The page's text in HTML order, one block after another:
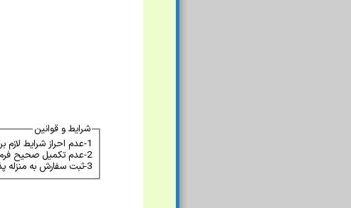
شرایط و قوانین
1-عدم احراز شرایط لازم برای استانداردهای دارای محدودیت فروش باعث منتفی شدن سفارش میشود.
2-عدم تکمیل صحیح فرم سفارش که باعث عدم احراز هویت گردد باعث منتفی شدن سفارش میشود.
3-ثبت سفارش به منزله پذیرش آن نبوده و موسسه میتواند بدون ارائه توضیحات سفارش را ملغی نماید.